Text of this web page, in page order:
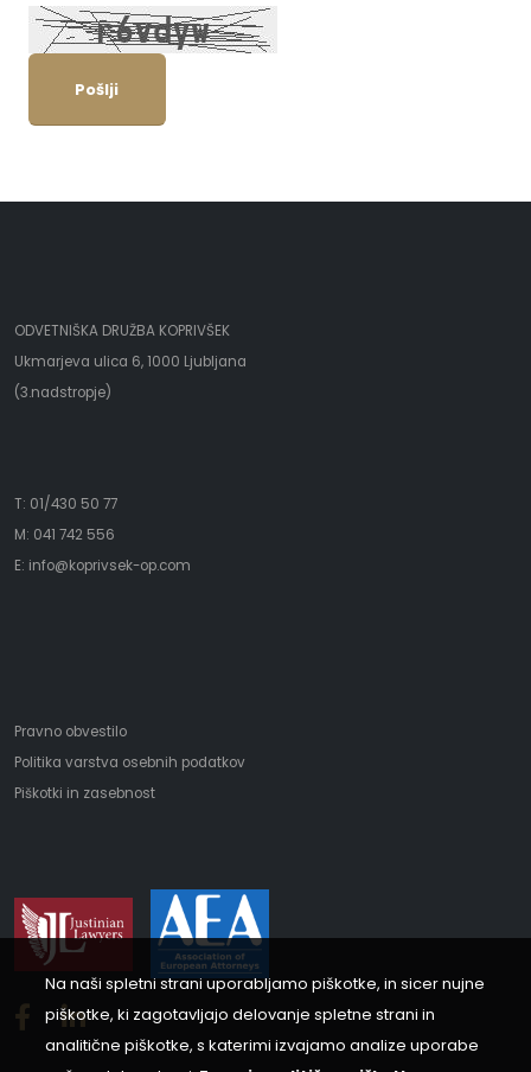
Na naši spletni strani uporabljamo piškotke, in sicer nujne
piškotke, ki zagotavljajo delovanje spletne strani in
analitične piškotke, s katerimi izvajamo analize uporabe
Pošlji
ODVETNIŠKA DRUŽBA KOPRIVŠEK
Ukmarjeva ulica 6, 1000 Ljubljana
(3.nadstropje)
T: 01/430 50 77
M: 041 742 556
E: info@koprivsek-op.com
Pravno obvestilo
Politika varstva osebnih podatkov
Piškotki in zasebnost